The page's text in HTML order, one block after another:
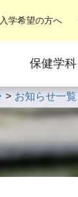
入学希望の方へ
保健学科
HOME
> お知らせ一覧